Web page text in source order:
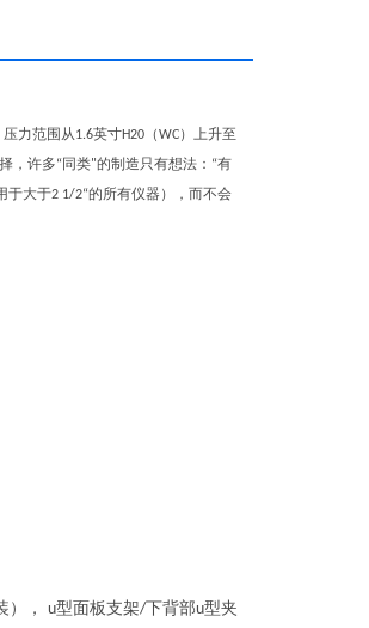
力范围从1.6英寸H20 （WC）上升至
，许多“ 同类"的制造只有想法： “有
于大于2 1/2“的所有仪器），而不会
）， u型面板支架/下背部u型夹